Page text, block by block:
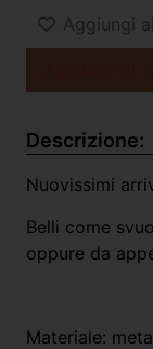
Aggiungi
Descrizione:
Nuovissimi
Belli come
oppure da
Materiale: